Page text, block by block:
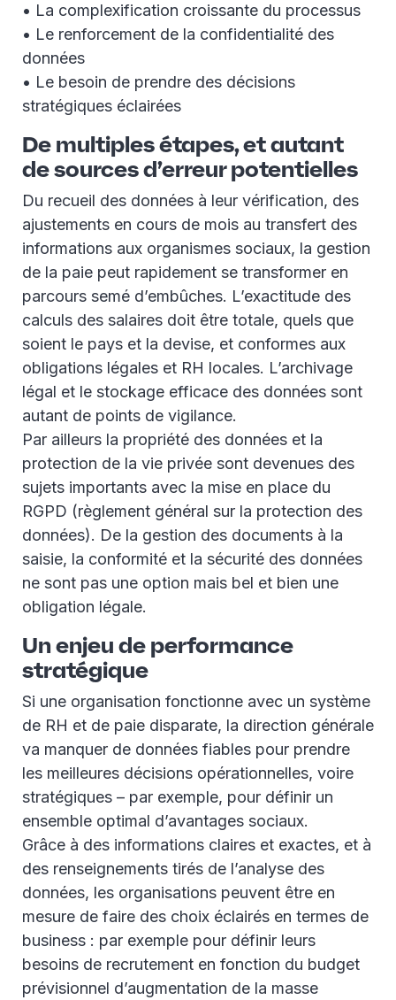
• La complexification croissante du processus
• Le renforcement de la confidentialité des
données
• Le besoin de prendre des décisions
stratégiques éclairées
De multiples étapes, et autant
de sources d’erreur potentielles
Du recueil des données à leur vérification, des
ajustements en cours de mois au transfert des
informations aux organismes sociaux, la gestion
de la paie peut rapidement se transformer en
parcours semé d’embûches. L’exactitude des
calculs des salaires doit être totale, quels que
soient le pays et la devise, et conformes aux
obligations légales et RH locales. L’archivage
légal et le stockage efficace des données sont
autant de points de vigilance.
Par ailleurs la propriété des données et la
protection de la vie privée sont devenues des
sujets importants avec la mise en place du
RGPD (règlement général sur la protection des
données). De la gestion des documents à la
saisie, la conformité et la sécurité des données
ne sont pas une option mais bel et bien une
obligation légale.
Un enjeu de performance
stratégique
Si une organisation fonctionne avec un système
de RH et de paie disparate, la direction générale
va manquer de données fiables pour prendre
les meilleures décisions opérationnelles, voire
stratégiques – par exemple, pour définir un
ensemble optimal d’avantages sociaux.
Grâce à des informations claires et exactes, et à
des renseignements tirés de l’analyse des
données, les organisations peuvent être en
mesure de faire des choix éclairés en termes de
business : par exemple pour définir leurs
besoins de recrutement en fonction du budget
prévisionnel d’augmentation de la masse